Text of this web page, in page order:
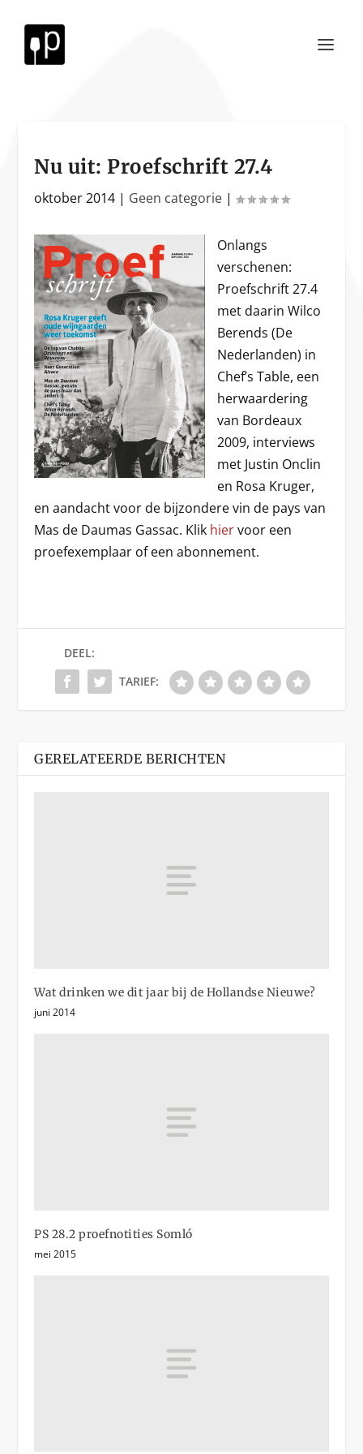
Nu uit: Proefschrift 27.4
oktober 2014 | Geen categorie |
Onlangs
verschenen:
Proefschrift 27.4
met daarin Wilco
Berends (De
Nederlanden) in
Chef’s Table, een
herwaardering
van Bordeaux
2009, interviews
met Justin Onclin
en Rosa Kruger,
en aandacht voor de bijzondere vin de pays van
Mas de Daumas Gassac. Klik hiervoor een
proefexemplaar of een abonnement.
DEEL:
TARIEF:
GERELATEERDE BERICHTEN
Wat drinken we dit jaar bij de Hollandse Nieuwe?
juni 2014
PS 28.2 proefnotities Somló
mei 2015